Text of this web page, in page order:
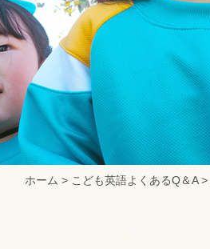
ホーム > こども英語よくあるQ＆A>